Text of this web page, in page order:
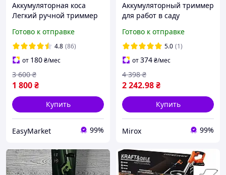
Аккумуляторная коса
Легкий ручной триммер
Аккумуляторная садовая
коса с насадками и
диском
Готово к отправке
4.8 (86)
от 180₴/мес
1 800₴
3 600 ₴
Купить
EasyMarket 99%
Аккумуляторный триммер
для работ в саду
для трави 48 V/4.0 Ah
Ручной триммер для
травы аккумуляторный
Готово к отправке
5.0 (1)
от374₴/мес
2 242.98₴
4 398 ₴
Купить
Mirox 99%